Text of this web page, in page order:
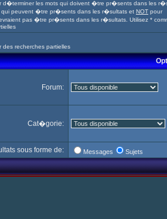
d�terminer les mots qui doivent �tre pr�sents dans les
qui peuvent �tre pr�sents dans les r�sultats et NOT pour
pas �tre pr�sents dans les r�sultats. Utilisez *
des recherches partielles
Forum:
Cat�gorie:
sous forme de: Messages Sujets